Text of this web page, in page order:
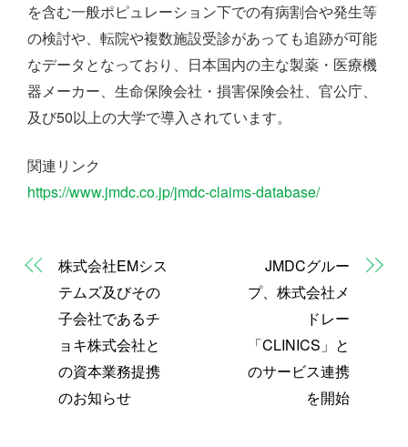
を含む一般ポピュレーション下での有病割合や発生等
の検討や、転院や複数施設受診があっても追跡が可能
なデータとなっており、日本国内の主な製薬・医療機
器メーカー、生命保険会社・損害保険会社、官公庁、
及び50以上の大学で導入されています。
関連リンク
https://www.jmdc.co.jp/jmdc-claims-database/
株式会社EMシス
テムズ及びその
子会社であるチ
ョキ株式会社と
の資本業務提携
のお知らせ
JMDCグルー
プ、株式会社メ
ドレー
「CLINICS」と
のサービス連携
を開始